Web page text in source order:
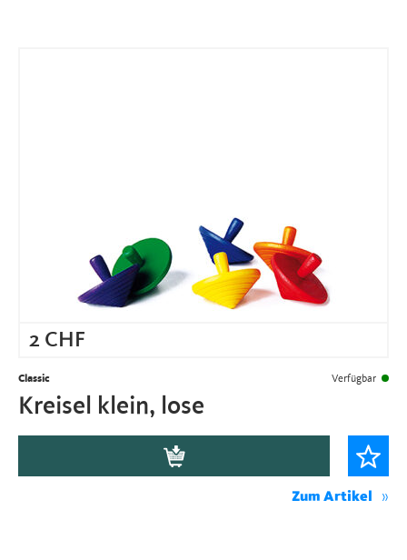
2 CHF
Classic Verfügbar
Kreisel klein, lose
Zum Artikel